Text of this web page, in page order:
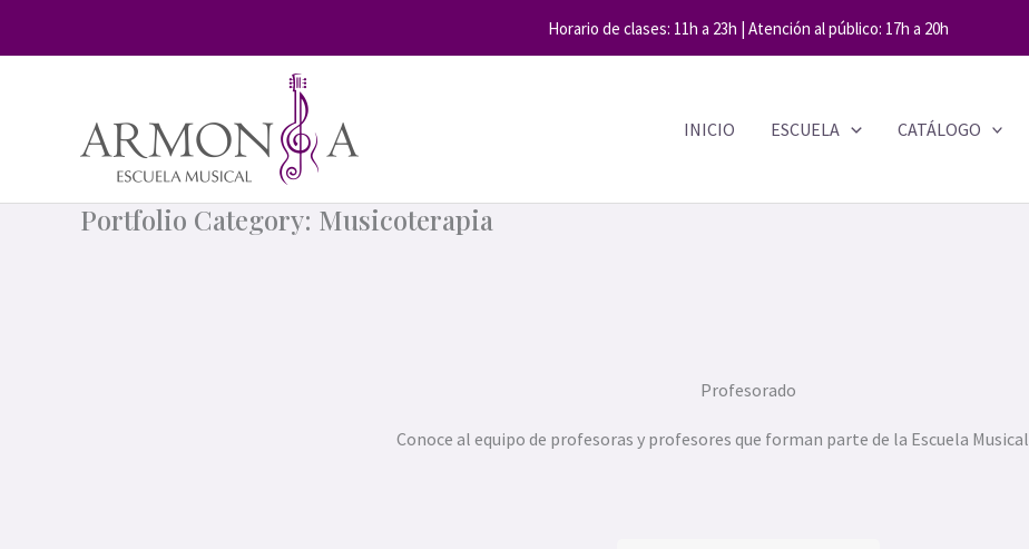
Horario de clases: 11h a 23h | Atención al público: 17h a 20h
INICIO ESCUELA CATÁLOGO
Portfolio Category: Musicoterapia
Profesorado
Conoce al equipo de profesoras y profesores que forman parte de la Escuela Musical